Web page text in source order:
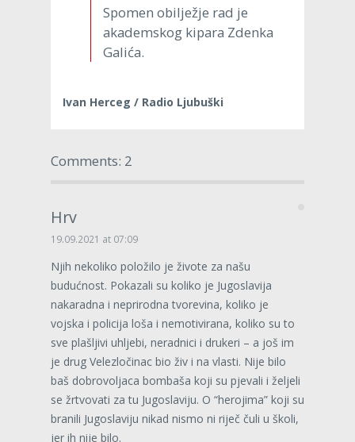
Spomen obilježje rad je
akademskog kipara Zdenka
Galića.
Ivan Herceg / Radio Ljubuški
Comments: 2
Hrv
19.09.2021 at 07:09
Njih nekoliko položilo je živote za našu
budućnost. Pokazali su koliko je Jugoslavija
nakaradna i neprirodna tvorevina, koliko je
vojska i policija loša i nemotivirana, koliko su to
sve plašljivi uhljebi, neradnici i drukeri – a još im
je drug Velezločinac bio živ i na vlasti. Nije bilo
baš dobrovoljaca bombaša koji su pjevali i željeli
se žrtvovati za tu Jugoslaviju. O “herojima” koji su
branili Jugoslaviju nikad nismo ni riječ čuli u školi,
jer ih nije bilo.